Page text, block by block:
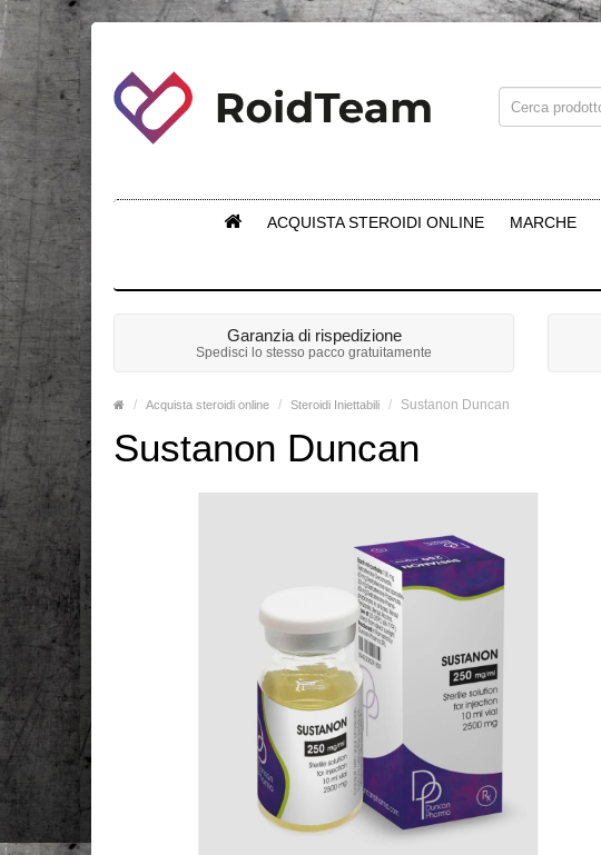
ACQUISTA STEROIDI ONLINE MARCHE
Garanzia di rispedizione
Spedisci lo stesso pacco gratuitamente
Acquista steroidi online Steroidi Iniettabili Sustanon Duncan
Sustanon Duncan